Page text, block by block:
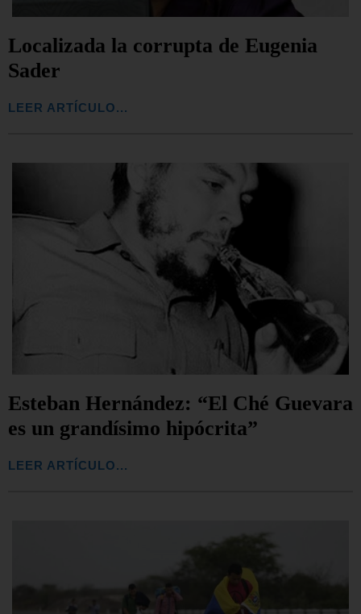
Localizada la corrupta de Eugenia
Sader
LEER ARTÍCULO...
Esteban Hernández: “El Ché Guevara
es un grandísimo hipócrita”
LEER ARTÍCULO...